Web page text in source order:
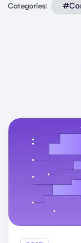
Categories: